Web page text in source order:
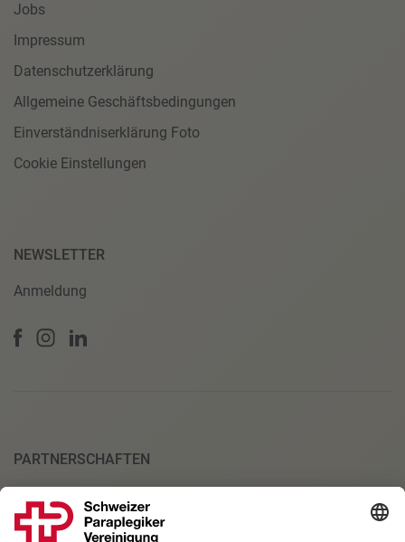
Jobs
Impressum
Datenschutzerklärung
Allgemeine Geschäftsbedingungen
Einverständniserklärung Foto
Cookie Einstellungen
NEWSLETTER
Anmeldung
PARTNERSCHAFTEN